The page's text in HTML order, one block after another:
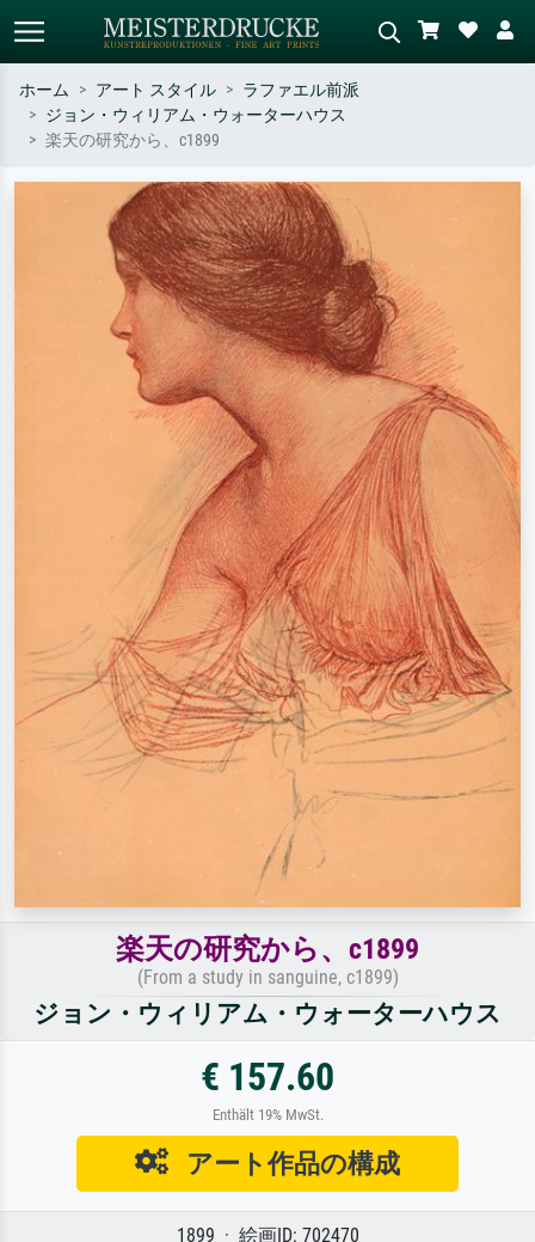
標準検索
– 例：モネ、星月夜、印象派、北
斎の波、ヌード。
緑の草原、赤の多い抽象画、暗い
油絵、木のそばの立ち姿のヌー
ホーム アート スタイル
ラファエル前派
ジョン・ウィリアム・ウォーターハウス
楽天の研究から、c1899
楽天の研究から、c1899
(From a study in sanguine, c1899)
ジョン・ウィリアム・ウォーターハウス
€ 157.60
Enthält 19% MwSt.
アート作品の構成
1899 · 絵画ID: 702470